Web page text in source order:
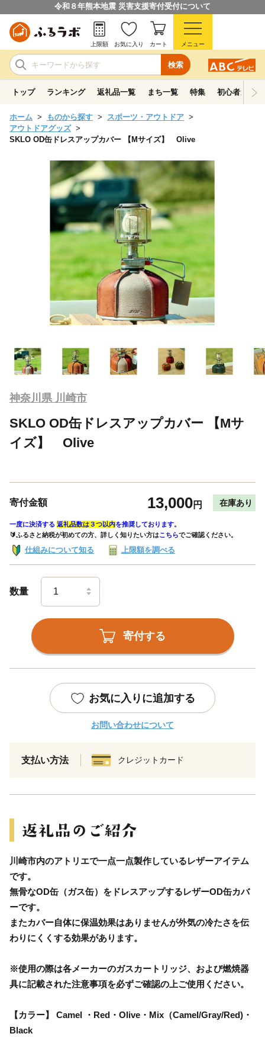
令和８年熊本地震 災害支援寄付受付について
検索
上限額 お気に入り カート メニュー
トップ ランキング 返礼品一覧 まち一覧 特集 初心者ガイド
ホーム ものから探す
スポーツ・アウトドア
アウトドアグッズ
SKLO OD缶ドレスアップカバー 【Mサイズ】 Olive
神奈川県 川崎市
SKLO OD缶ドレスアップカバー 【Mサ
イズ】 Olive
寄付金額 13,000円 在庫あり
一度に決済する 返礼品数は３つ以内を推奨しております。
🔰ふるさと納税が初めての方、詳しく知りたい方はこちらでご確認ください。
仕組みについて知る 上限額を調べる
数量
寄付する
お気に入りに追加する
お問い合わせについて
支払い方法 クレジットカード
川崎市内のアトリエで一点一点製作しているレザーアイテム
です。
無骨なOD缶（ガス缶）をドレスアップするレザーOD缶カバ
ーです。
またカバー自体に保温効果はありませんが外気の冷たさを伝
わりにくくする効果があります。
※使用の際は各メーカーのガスカートリッジ、および燃焼器
具に記載された注意事項を必ずご確認の上ご使用ください。
【カラー】 Camel ・Red・Olive・Mix（Camel/Gray/Red)・
Black